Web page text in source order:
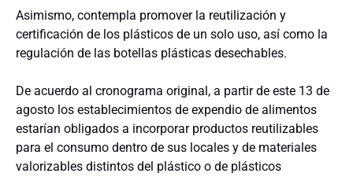
Asimismo, contempla promover la reutilización y
certificación de los plásticos de un solo uso, así como la
regulación de las botellas plásticas desechables.
De acuerdo al cronograma original, a partir de este 13 de
agosto los establecimientos de expendio de alimentos
estarían obligados a incorporar productos reutilizables
para el consumo dentro de sus locales y de materiales
valorizables distintos del plástico o de plásticos